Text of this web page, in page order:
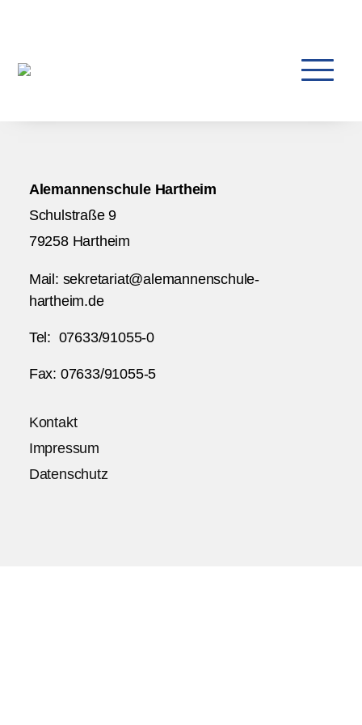
Alemannenschule Hartheim
Schulstraße 9
79258 Hartheim
Mail: sekretariat@alemannenschule-
hartheim.de
Tel: 07633/91055-0
Fax: 07633/91055-5
Kontakt
Impressum
Datenschutz